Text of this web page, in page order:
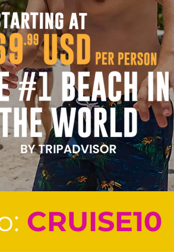
CRUISE10